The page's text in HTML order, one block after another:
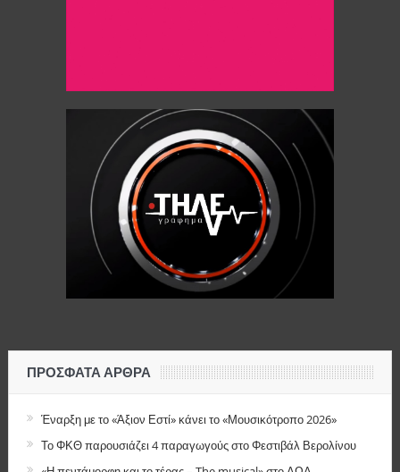
ΠΡΌΣΦΑΤΑ ΆΡΘΡΑ
Έναρξη με το «Άξιον Εστί» κάνει το «Μουσικότροπο 2026»
Το ΦΚΘ παρουσιάζει 4 παραγωγούς στο Φεστιβάλ Βερολίνου